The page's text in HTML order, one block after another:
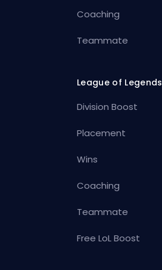
Coaching
Teammate
League of Legends
Division Boost
Placement
Wins
Coaching
Teammate
Free LoL Boost